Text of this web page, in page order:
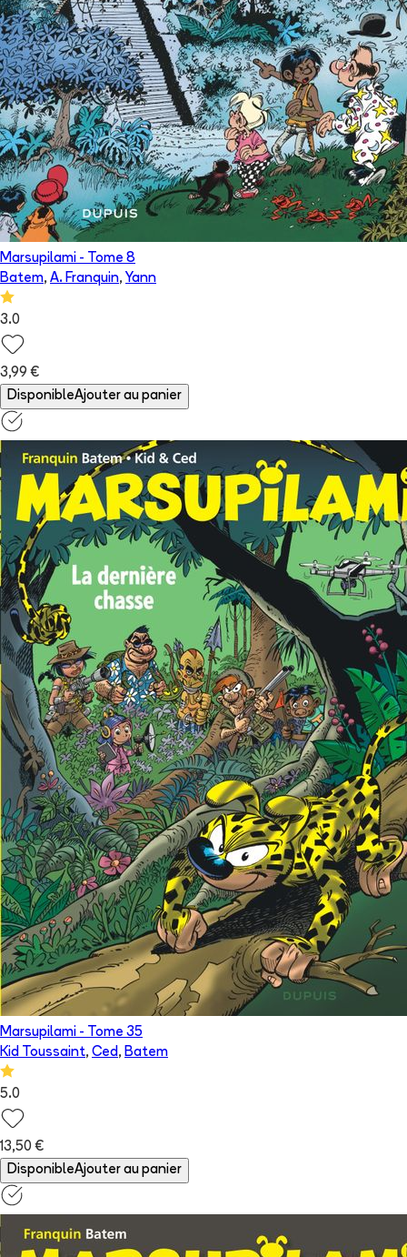
Marsupilami - Tome 8
Batem, A. Franquin, Yann
3.0
3,99 €
DisponibleAjouter au panier
Marsupilami - Tome 35
Kid Toussaint, Ced, Batem
5.0
13,50 €
DisponibleAjouter au panier